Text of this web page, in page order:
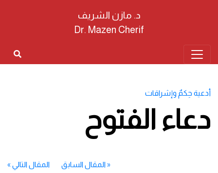
د. مازن الشريف
Dr. Mazen Cherif
أدعية حِكمٌ وإشراقات
دعاء الفتوح
«المقال السابق المقال التالي »